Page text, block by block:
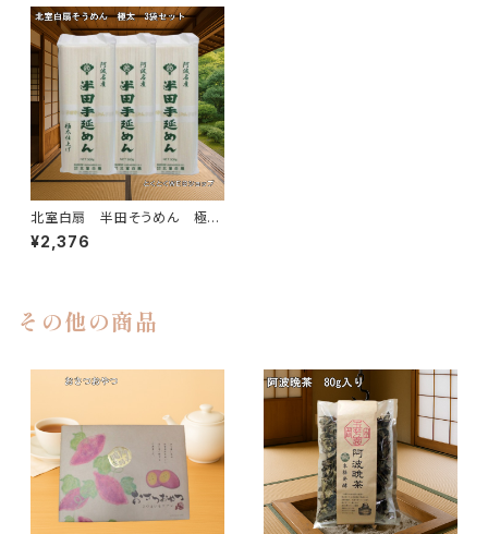
北室白扇 半田そうめん 極太
そうめん 有名ブランド 3袋セ
ット
¥2,376
その他の商品